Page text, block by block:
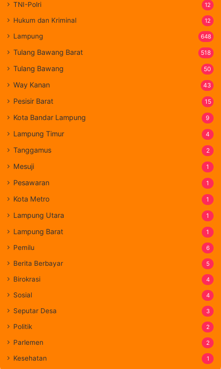
TNI-Polri 12
Hukum dan Kriminal 12
Lampung 648
Tulang Bawang Barat 518
Tulang Bawang 50
Way Kanan 43
Pesisir Barat 15
Kota Bandar Lampung 9
Lampung Timur 4
Tanggamus 2
Mesuji 1
Pesawaran 1
Kota Metro 1
Lampung Utara 1
Lampung Barat 1
Pemilu 6
Berita Berbayar 5
Birokrasi 4
Sosial 4
Seputar Desa 3
Politik 2
Parlemen 2
Kesehatan 1